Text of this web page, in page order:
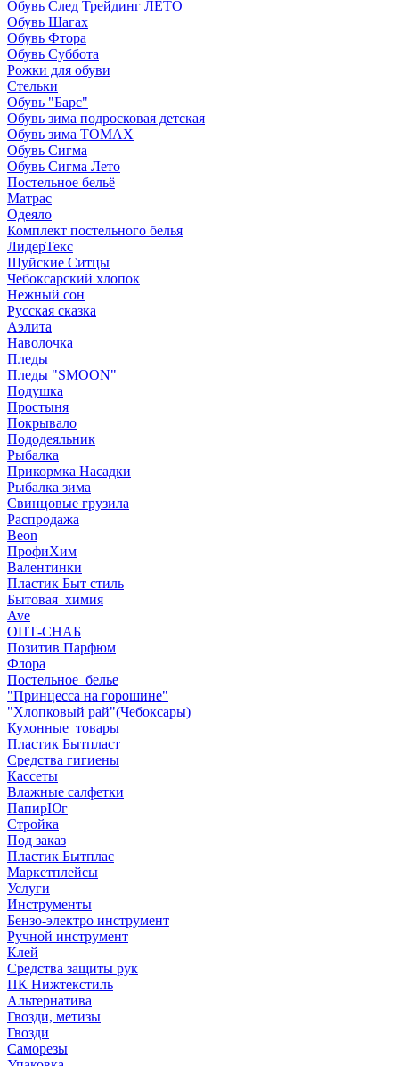
Обувь След Трейдинг ЛЕТО
Обувь Шагах
Обувь Фтора
Обувь Суббота
Рожки для обуви
Стельки
Обувь "Барс"
Обувь зима подросковая детская
Обувь зима ТОМАХ
Обувь Сигма
Обувь Сигма Лето
Постельное бельё
Матрас
Одеяло
Комплект постельного белья
ЛидерТекс
Шуйские Ситцы
Чебоксарский хлопок
Нежный сон
Русская сказка
Аэлита
Наволочка
Пледы
Пледы "SMOON"
Подушка
Простыня
Покрывало
Пододеяльник
Рыбалка
Прикормка Насадки
Рыбалка зима
Свинцовые грузила
Распродажа
Beon
ПрофиХим
Валентинки
Пластик Быт стиль
Бытовая_химия
Ave
ОПТ-СНАБ
Позитив Парфюм
Флора
Постельное_белье
"Принцесса на горошине"
"Хлопковый рай"(Чебоксары)
Кухонные_товары
Пластик Бытпласт
Средства гигиены
Кассеты
Влажные салфетки
ПапирЮг
Стройка
Под заказ
Пластик Бытплас
Маркетплейсы
Услуги
Инструменты
Бензо-электро инструмент
Ручной инструмент
Клей
Средства защиты рук
ПК Нижтекстиль
Альтернатива
Гвозди, метизы
Гвозди
Саморезы